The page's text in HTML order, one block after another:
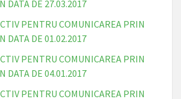
DATA DE 27.03.2017
PENTRU COMUNICAREA PRIN
DATA DE 01.02.2017
PENTRU COMUNICAREA PRIN
DATA DE 04.01.2017
PENTRU COMUNICAREA PRIN